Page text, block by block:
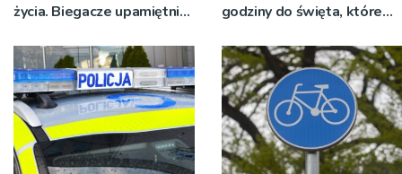
życia. Biegacze upamiętnili
godziny do święta, które
pokoleń